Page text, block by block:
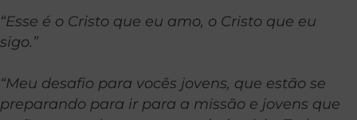
“Esse é o Cristo que eu amo, o Cristo que eu
sigo.”
“Meu desafio para vocês jovens, que estão se
preparando para ir para a missão e jovens que